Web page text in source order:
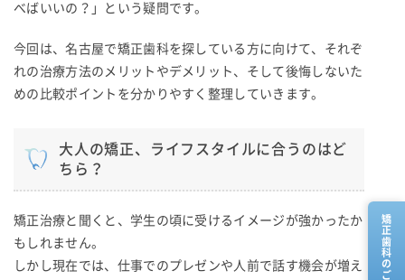
べばいいの？」という疑問です。
今回は、名古屋で矯正歯科を探している方に向けて、それぞ
れの治療方法のメリットやデメリット、そして後悔しないた
めの比較ポイントを分かりやすく整理していきます。
大人の矯正、ライフスタイルに合うのはど
ちら？
矯正治療と聞くと、学生の頃に受けるイメージが強かったか
もしれません。
しかし現在では、仕事でのプレゼンや人前で話す機会が増え
矯正歯科のご相談